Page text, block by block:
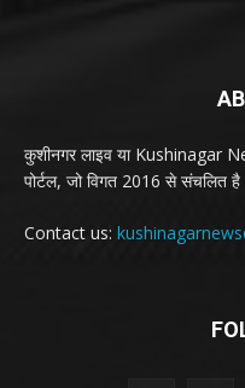
कुशीनगर लाइव या Kushinagar
पोर्टल, जो विगत 2016 से संचलित
Contact us: